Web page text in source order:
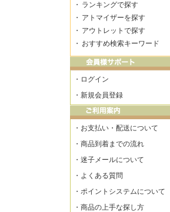
・ ランキングで探す
・ アトマイザーを探す
・ アウトレットで探す
・ おすすめ検索キーワード
・ ログイン
・ 新規会員登録
・ お支払い・配送について
・ 商品到着までの流れ
・ 迷子メールについて
・ よくある質問
・ ポイントシステムについて
・ 商品の上手な探し方